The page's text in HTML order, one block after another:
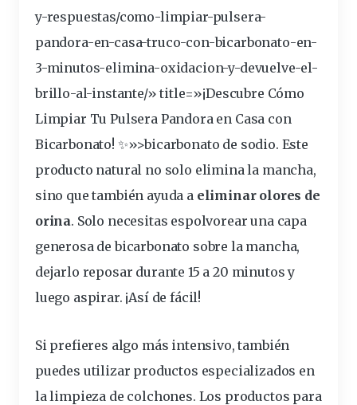
y-respuestas/como-limpiar-pulsera-
pandora-en-casa-truco-con-bicarbonato-en-
3-minutos-elimina-oxidacion-y-devuelve-el-
brillo-al-instante/» title=»¡Descubre Cómo
Limpiar Tu Pulsera Pandora en Casa con
Bicarbonato! ✨»>bicarbonato de sodio. Este
producto natural no solo elimina la mancha,
sino que también ayuda a eliminar olores de
orina. Solo necesitas espolvorear una capa
generosa de bicarbonato sobre la mancha,
dejarlo reposar durante 15 a 20 minutos y
luego aspirar. ¡Así de fácil!
Si prefieres algo más intensivo, también
puedes utilizar productos especializados en
la limpieza de colchones. Los productos para